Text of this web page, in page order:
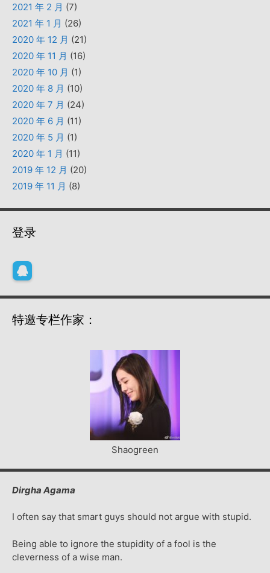
2021 年 2 月 (7)
2021 年 1 月 (26)
2020 年 12 月 (21)
2020 年 11 月 (16)
2020 年 10 月 (1)
2020 年 8 月 (10)
2020 年 7 月 (24)
2020 年 6 月 (11)
2020 年 5 月 (1)
2020 年 1 月 (11)
2019 年 12 月 (20)
2019 年 11 月 (8)
登录
特邀专栏作家：
Shaogreen
Dirgha Agama
I often say that smart guys should not argue with stupid.
Being able to ignore the stupidity of a fool is the
cleverness of a wise man.